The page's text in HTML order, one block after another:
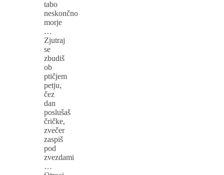
tabo
neskončno
morje
…
Zjutraj
se
zbudiš
ob
ptičjem
petju,
čez
dan
poslušaš
čričke,
zvečer
zaspiš
pod
zvezdami
…